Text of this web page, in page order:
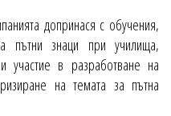
допринася с обучения,
пътни знаци при училища,
участие в разработване на
на темата за пътна